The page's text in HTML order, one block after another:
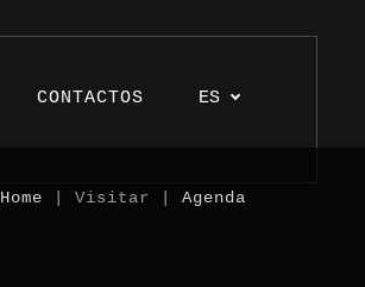
ES
CONTACTOS
Home | Visitar | Agenda